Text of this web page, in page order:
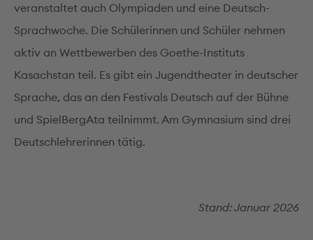
veranstaltet auch Olympiaden und eine Deutsch-
Sprachwoche. Die Schülerinnen und Schüler nehmen
aktiv an Wettbewerben des Goethe-Instituts
Kasachstan teil. Es gibt ein Jugendtheater in deutscher
Sprache, das an den Festivals Deutsch auf der Bühne
und SpielBergAta teilnimmt. Am Gymnasium sind drei
Deutschlehrerinnen tätig.
Stand: Januar 2026